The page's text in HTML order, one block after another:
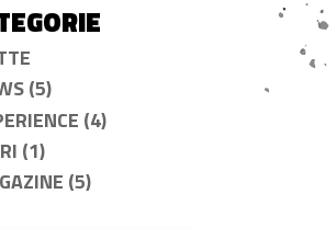
(5)
(4)
(1)
(5)